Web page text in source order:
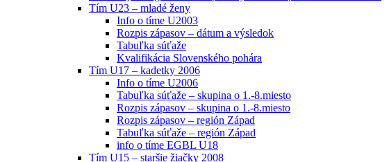
Tím U23 – mladé ženy
Info o tíme U2003
Rozpis zápasov – dátum a výsledok
Tabuľka súťaže
Kvalifikácia Slovenského pohára
Tím U17 – kadetky 2006
Info o tíme U2006
Tabuľka súťaže – skupina o 1.-8.miesto
Rozpis zápasov – skupina o 1.-8.miesto
Rozpis zápasov – región Západ
Tabuľka súťaže – región Západ
info o tíme EGBL U18
Tím U15 – staršie žiačky 2008